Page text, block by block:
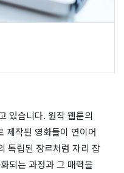
있습니다. 원작 웹툰의
제작된 영화들이 연이어
독립된 장르처럼 자리 잡
되는 과정과 그 매력을